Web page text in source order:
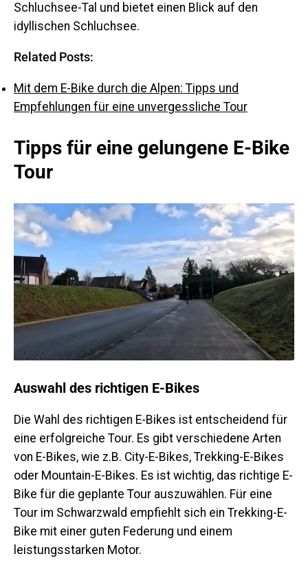
Schluchsee-Tal und bietet einen Blick auf den
idyllischen Schluchsee.
Related Posts:
Mit dem E-Bike durch die Alpen: Tipps und
Empfehlungen für eine unvergessliche Tour
Tipps für eine gelungene E-Bike
Tour
Auswahl des richtigen E-Bikes
Die Wahl des richtigen E-Bikes ist entscheidend für
eine erfolgreiche Tour. Es gibt verschiedene Arten
von E-Bikes, wie z.B. City-E-Bikes, Trekking-E-Bikes
oder Mountain-E-Bikes. Es ist wichtig, das richtige E-
Bike für die geplante Tour auszuwählen. Für eine
Tour im Schwarzwald empfiehlt sich ein Trekking-E-
Bike mit einer guten Federung und einem
leistungsstarken Motor.